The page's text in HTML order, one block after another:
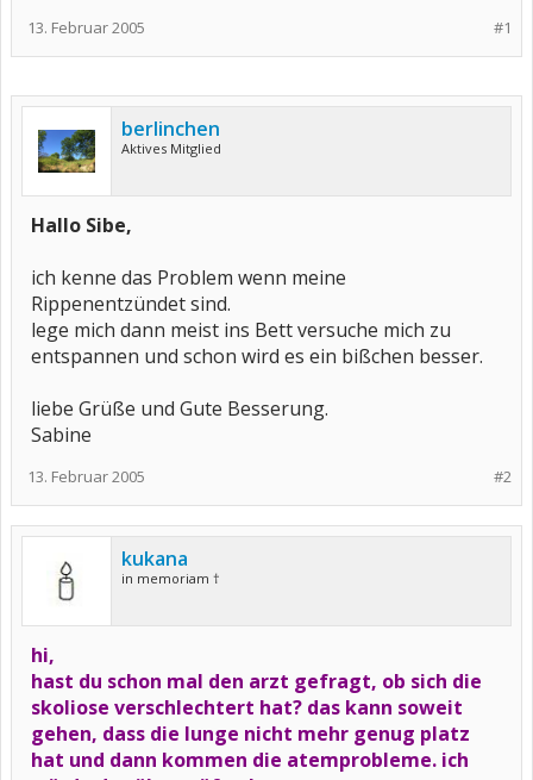
#1
13. Februar 2005
berlinchen
Aktives Mitglied
Hallo Sibe,
ich kenne das Problem wenn meine
Rippenentzündet sind.
lege mich dann meist ins Bett versuche mich zu
entspannen und schon wird es ein bißchen besser.
liebe Grüße und Gute Besserung.
Sabine
#2
13. Februar 2005
kukana
in memoriam †
hi,
hast du schon mal den arzt gefragt, ob sich die
skoliose verschlechtert hat? das kann soweit
gehen, dass die lunge nicht mehr genug platz
hat und dann kommen die atemprobleme. ich